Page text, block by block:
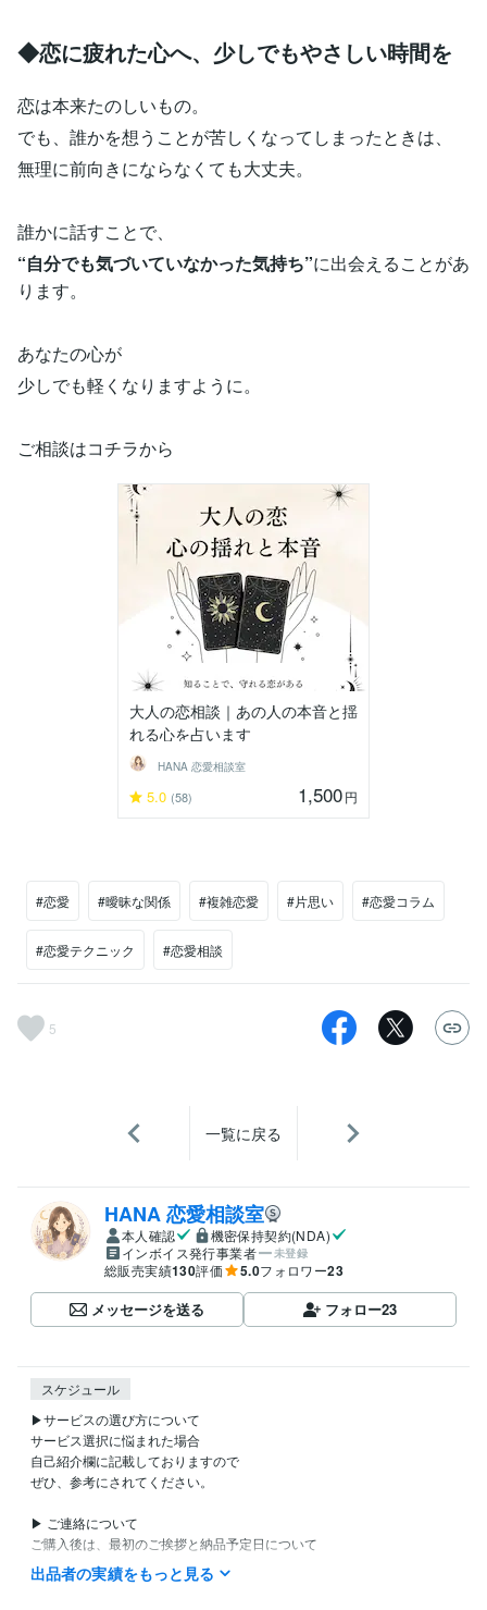
◆恋に疲れた心へ、少しでもやさしい時間を
恋は本来たのしいもの。
でも、誰かを想うことが苦しくなってしまったときは、
無理に前向きにならなくても大丈夫。
誰かに話すことで、
“自分でも気づいていなかった気持ち”に出会えることがあ
ります。
あなたの心が
少しでも軽くなりますように。
ご相談はコチラから
大人の恋相談｜あの人の本音と揺
れる心を占います
HANA 恋愛相談室
5.0 (58) 1,500円
#恋愛 #曖昧な関係 #複雑恋愛 #片思い #恋愛コラム
#恋愛テクニック #恋愛相談
5
一覧に戻る
HANA 恋愛相談室
本人確認
機密保持契約(NDA)
インボイス発行事業者
未登録
総販売実績130評価 5.0フォロワー23
メッセージを送る フォロー23
スケジュール
▶サービスの選び方について
サービス選択に悩まれた場合
自己紹介欄に記載しておりますので
ぜひ、参考にされてください。
▶︎ ご連絡について
ご購入後は、最初のご挨拶と納品予定日について
24時間以内にご連絡させていただきます。
出品者の実績をもっと見る